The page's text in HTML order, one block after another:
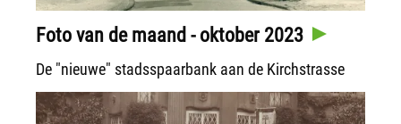
Foto van de maand - oktober 2023
De "nieuwe" stadsspaarbank aan de Kirchstrasse